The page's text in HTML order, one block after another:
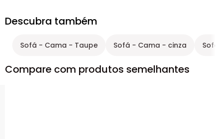
Descubra também
Sofá - Cama - Taupe Sofá - Cama - cinza
Compare com produtos semelhantes